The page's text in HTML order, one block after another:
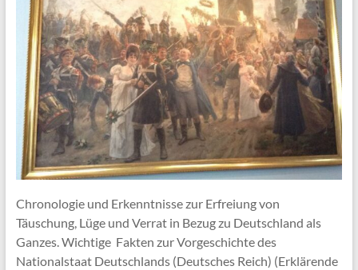
Chronologie und Erkenntnisse zur Erfreiung von
Täuschung, Lüge und Verrat in Bezug zu Deutschland als
Ganzes. Wichtige Fakten zur Vorgeschichte des
Nationalstaat Deutschlands (Deutsches Reich) (Erklärende